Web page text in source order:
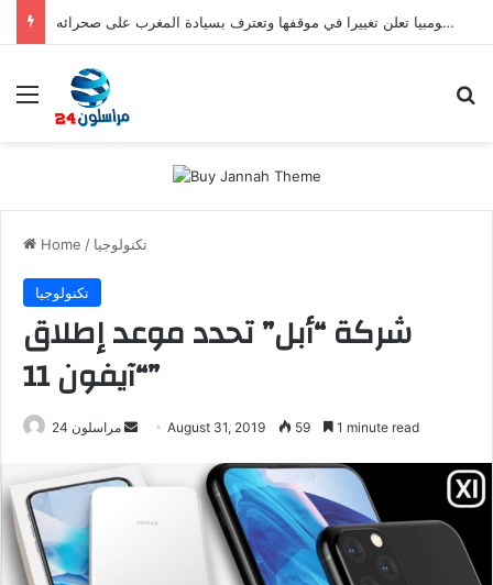
صفعة للبوليساريو.. كولومبيا تعلن تغييرا في موقفها وتعترف بسيادة المغرب على صحرائه
Menu
Home / تكنولوجيا
تكنولوجيا
شركة “أبل” تحدد موعد إطلاق
“آيفون 11”
مراسلون 24
Send August 31, 2019 59 1 minute read